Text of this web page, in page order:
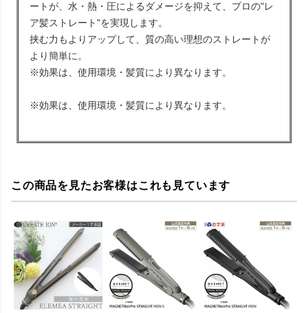
ートが、水・熱・圧によるダメージを抑えて、プロの"レ
ア髪ストレート"を実現します。
挟む力もよりアップして、質の高い理想のストレートが
より簡単に。
※効果は、使用環境・髪質により異なります。
※効果は、使用環境・髪質により異なります。
この商品を見たお客様はこれも見ています